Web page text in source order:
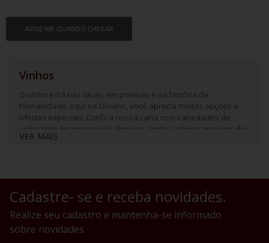
AVISE-ME QUANDO CHEGAR
Vinhos
O vinho está nas taças, em poemas e na história da
humanidade. Aqui na Divvino, você aprecia muitas opções e
ofertas especiais. Confira nossa carta com variedades de
vinho tinto, branco e rosé. Explore, ainda, sabores incríveis de
espumantes e frisantes.
VER MAIS
Cadastre- se e receba novidades.
Realize seu cadastro e mantenha-se informado
sobre novidades